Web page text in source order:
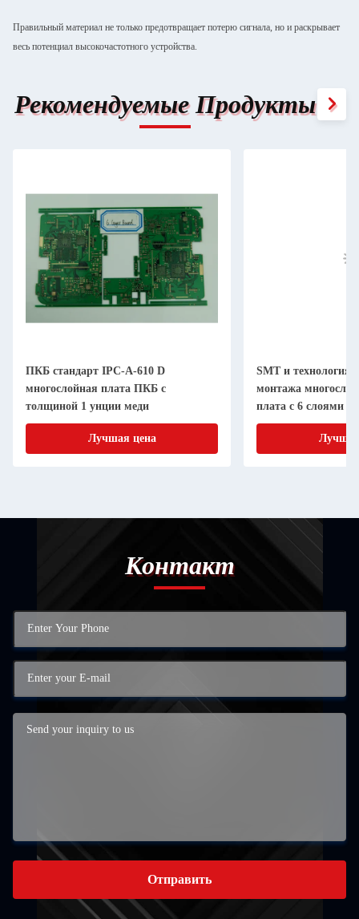
Правильный материал не только предотвращает потерю сигнала, но и раскрывает
весь потенциал высокочастотного устройства.
Рекомендуемые Продукты
ПКБ стандарт IPC-A-610 D
многослойная плата ПКБ с
толщиной 1 унции меди
Лучшая цена
SMT и технология
монтажа
плата с 6 слоями
Контакт
Отправить